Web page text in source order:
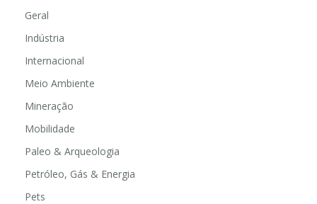
Geral
Indústria
Internacional
Meio Ambiente
Mineração
Mobilidade
Paleo & Arqueologia
Petróleo, Gás & Energia
Pets